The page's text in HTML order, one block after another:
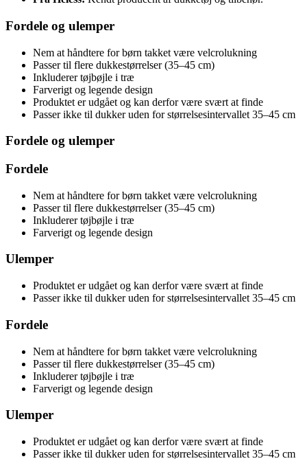
Fordele og ulemper
Nem at håndtere for børn takket være velcrolukning
Passer til flere dukkestørrelser (35–45 cm)
Inkluderer tøjbøjle i træ
Farverigt og legende design
Produktet er udgået og kan derfor være svært at finde
Passer ikke til dukker uden for størrelsesintervallet 35–45 cm
Fordele og ulemper
Fordele
Nem at håndtere for børn takket være velcrolukning
Passer til flere dukkestørrelser (35–45 cm)
Inkluderer tøjbøjle i træ
Farverigt og legende design
Ulemper
Produktet er udgået og kan derfor være svært at finde
Passer ikke til dukker uden for størrelsesintervallet 35–45 cm
Fordele
Nem at håndtere for børn takket være velcrolukning
Passer til flere dukkestørrelser (35–45 cm)
Inkluderer tøjbøjle i træ
Farverigt og legende design
Ulemper
Produktet er udgået og kan derfor være svært at finde
Passer ikke til dukker uden for størrelsesintervallet 35–45 cm